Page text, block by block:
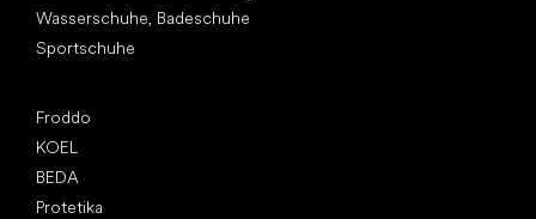
Wasserschuhe, Badeschuhe
Sportschuhe
Froddo
KOEL
BEDA
Protetika